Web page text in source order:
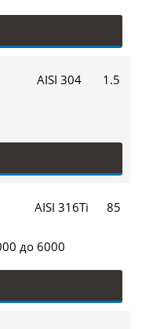
AISI 304 1.5
AISI 316Ti 85
до 6000